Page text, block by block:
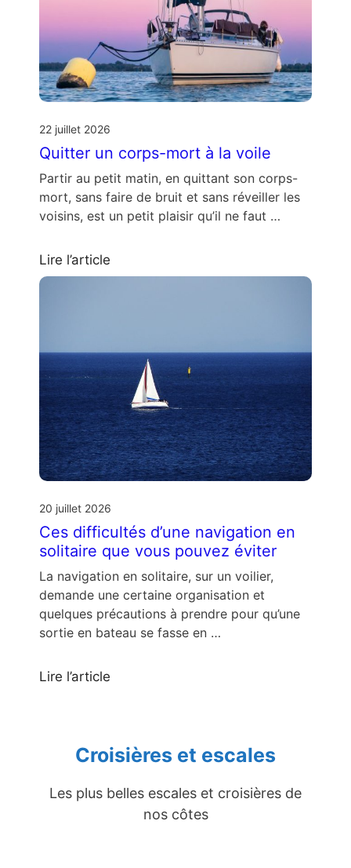
22 juillet 2026
Quitter un corps-mort à la voile
Partir au petit matin, en quittant son corps-
mort, sans faire de bruit et sans réveiller les
voisins, est un petit plaisir qu’il ne faut …
Lire l’article
20 juillet 2026
Ces difficultés d’une navigation en
solitaire que vous pouvez éviter
La navigation en solitaire, sur un voilier,
demande une certaine organisation et
quelques précautions à prendre pour qu’une
sortie en bateau se fasse en …
Lire l’article
Croisières et escales
Les plus belles escales et croisières de
nos côtes